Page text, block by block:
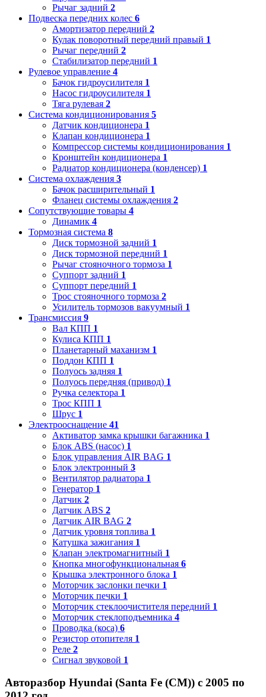
Рычаг задний 2
Подвеска передних колес 6
Амортизатор передний 2
Кулак поворотный передний правый 1
Рычаг передний 2
Стабилизатор передний 1
Рулевое управление 4
Бачок гидроусилителя 1
Насос гидроусилителя 1
Тяга рулевая 2
Система кондиционирования 5
Датчик кондиционера 1
Клапан кондиционера 1
Компрессор системы кондиционирования 1
Кронштейн кондиционера 1
Радиатор кондиционера (конденсер) 1
Система охлаждения 3
Бачок расширительный 1
Фланец системы охлаждения 2
Сопутствующие товары 4
Динамик 4
Тормозная система 8
Диск тормозной задний 1
Диск тормозной передний 1
Рычаг стояночного тормоза 1
Суппорт задний 1
Суппорт передний 1
Трос стояночного тормоза 2
Усилитель тормозов вакуумный 1
Трансмиссия 9
Вал КПП 1
Кулиса КПП 1
Планетарный маханизм 1
Поддон КПП 1
Полуось задняя 1
Полуось передняя (привод) 1
Ручка селектора 1
Трос КПП 1
Шрус 1
Электрооснащение 41
Активатор замка крышки багажника 1
Блок ABS (насос) 1
Блок управления AIR BAG 1
Блок электронный 3
Вентилятор радиатора 1
Генератор 1
Датчик 2
Датчик ABS 2
Датчик AIR BAG 2
Датчик уровня топлива 1
Катушка зажигания 1
Клапан электромагнитный 1
Кнопка многофункциональная 6
Крышка электронного блока 1
Моторчик заслонки печки 1
Моторчик печки 1
Моторчик стеклоочистителя передний 1
Моторчик стеклоподъемника 4
Проводка (коса) 6
Резистор отопителя 1
Реле 2
Сигнал звуковой 1
Авторазбор Hyundai (Santa Fe (CM)) с 2005 по